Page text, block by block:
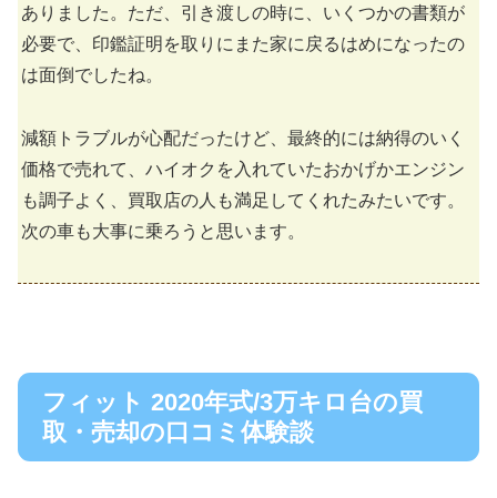
ありました。ただ、引き渡しの時に、いくつかの書類が
必要で、印鑑証明を取りにまた家に戻るはめになったの
は面倒でしたね。
減額トラブルが心配だったけど、最終的には納得のいく
価格で売れて、ハイオクを入れていたおかげかエンジン
も調子よく、買取店の人も満足してくれたみたいです。
次の車も大事に乗ろうと思います。
フィット 2020年式/3万キロ台の買
取・売却の口コミ体験談